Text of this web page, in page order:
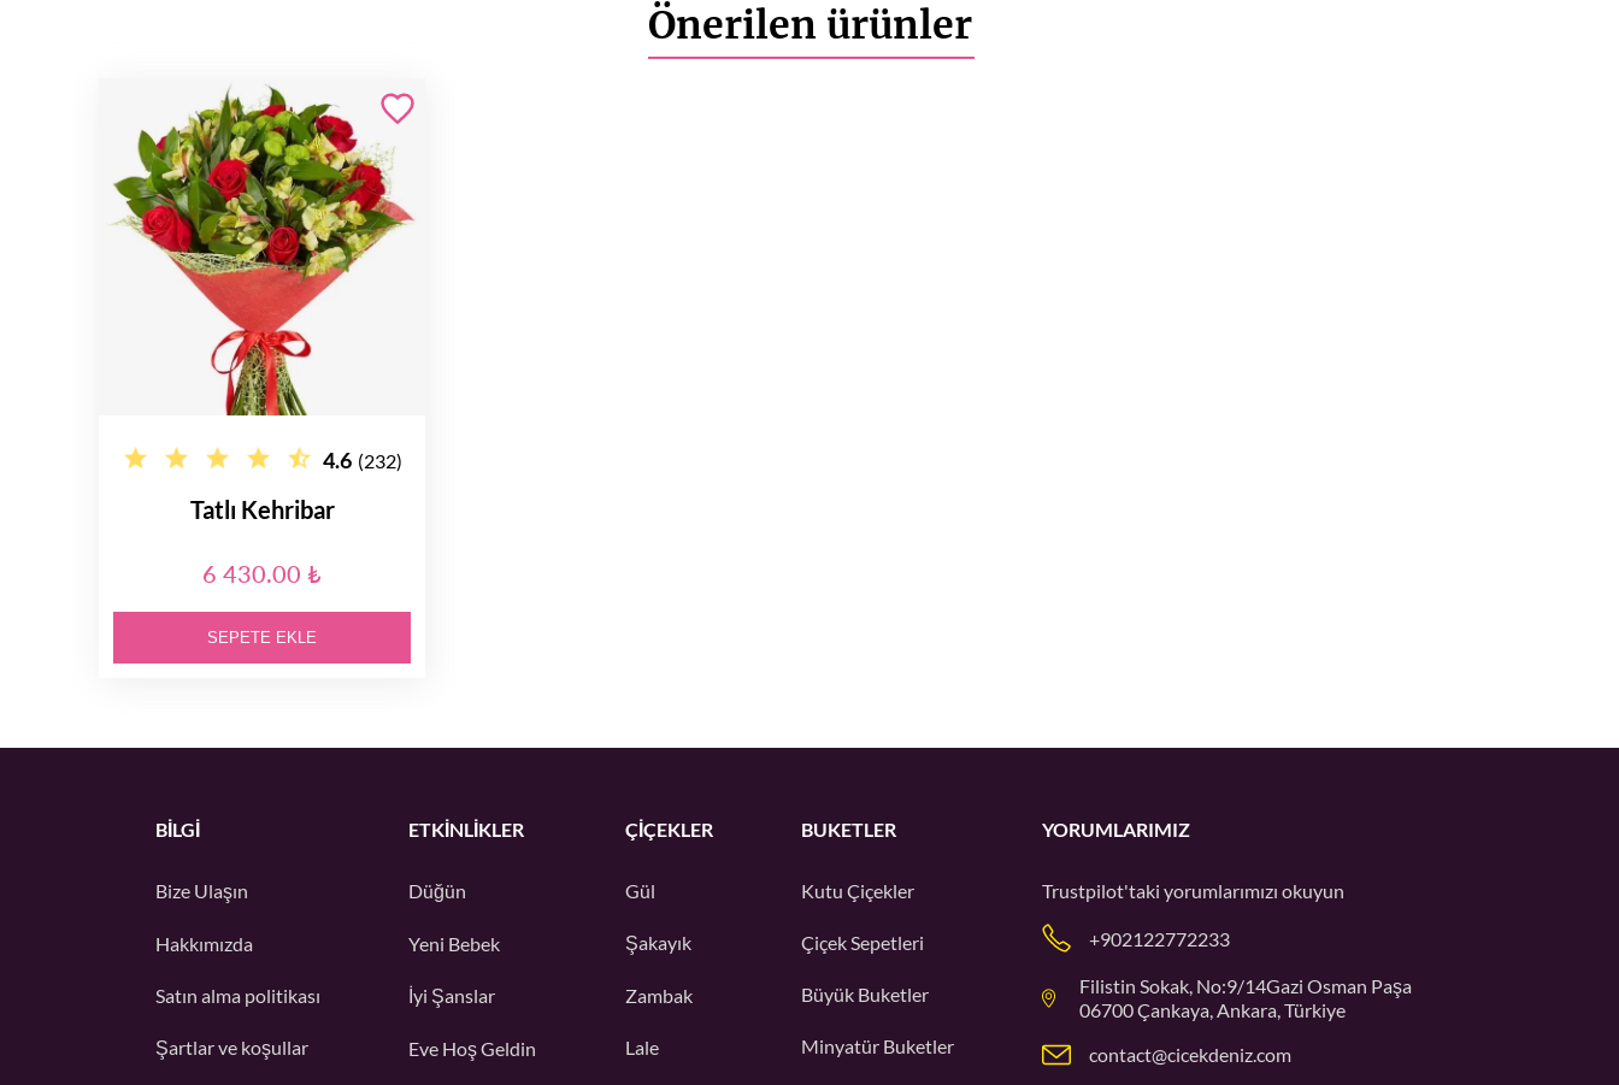
Önerilen ürünler
4.6 (232)
Tatlı Kehribar
6 430.00 ₺
SEPETE EKLE
BİLGİ
Bize Ulaşın
Hakkımızda
Satın alma politikası
Şartlar ve koşullar
ETKINLIKLER
Düğün
Yeni Bebek
İyi Şanslar
Eve Hoş Geldin
ÇIÇEKLER
Gül
Şakayık
Zambak
Lale
BUKETLER
Kutu Çiçekler
Çiçek Sepetleri
Büyük Buketler
Minyatür Buketler
YORUMLARIMIZ
Trustpilot'taki yorumlarımızı okuyun
+902122772233
Filistin Sokak, No:9/14Gazi Osman Paşa
06700 Çankaya, Ankara, Türkiye
contact@cicekdeniz.com